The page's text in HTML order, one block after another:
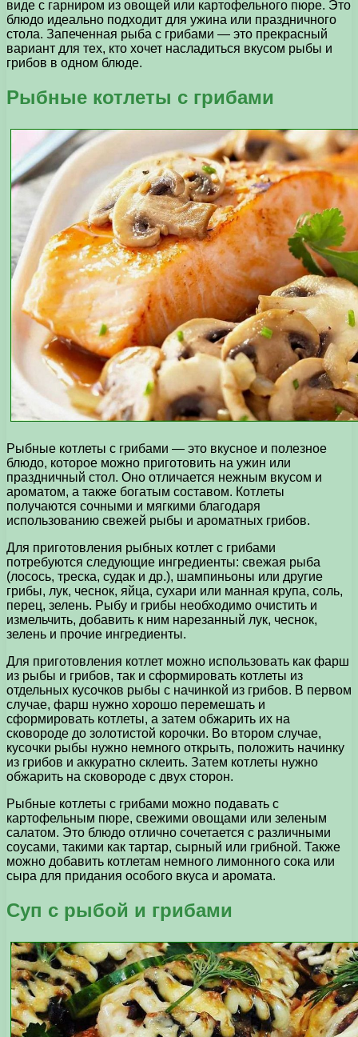
виде с гарниром из овощей или картофельного пюре. Это
блюдо идеально подходит для ужина или праздничного
стола. Запеченная рыба с грибами — это прекрасный
вариант для тех, кто хочет насладиться вкусом рыбы и
грибов в одном блюде.
Рыбные котлеты с грибами
Рыбные котлеты с грибами — это вкусное и полезное
блюдо, которое можно приготовить на ужин или
праздничный стол. Оно отличается нежным вкусом и
ароматом, а также богатым составом. Котлеты
получаются сочными и мягкими благодаря
использованию свежей рыбы и ароматных грибов.
Для приготовления рыбных котлет с грибами
потребуются следующие ингредиенты: свежая рыба
(лосось, треска, судак и др.), шампиньоны или другие
грибы, лук, чеснок, яйца, сухари или манная крупа, соль,
перец, зелень. Рыбу и грибы необходимо очистить и
измельчить, добавить к ним нарезанный лук, чеснок,
зелень и прочие ингредиенты.
Для приготовления котлет можно использовать как фарш
из рыбы и грибов, так и сформировать котлеты из
отдельных кусочков рыбы с начинкой из грибов. В первом
случае, фарш нужно хорошо перемешать и
сформировать котлеты, а затем обжарить их на
сковороде до золотистой корочки. Во втором случае,
кусочки рыбы нужно немного открыть, положить начинку
из грибов и аккуратно склеить. Затем котлеты нужно
обжарить на сковороде с двух сторон.
Рыбные котлеты с грибами можно подавать с
картофельным пюре, свежими овощами или зеленым
салатом. Это блюдо отлично сочетается с различными
соусами, такими как тартар, сырный или грибной. Также
можно добавить котлетам немного лимонного сока или
сыра для придания особого вкуса и аромата.
Суп с рыбой и грибами